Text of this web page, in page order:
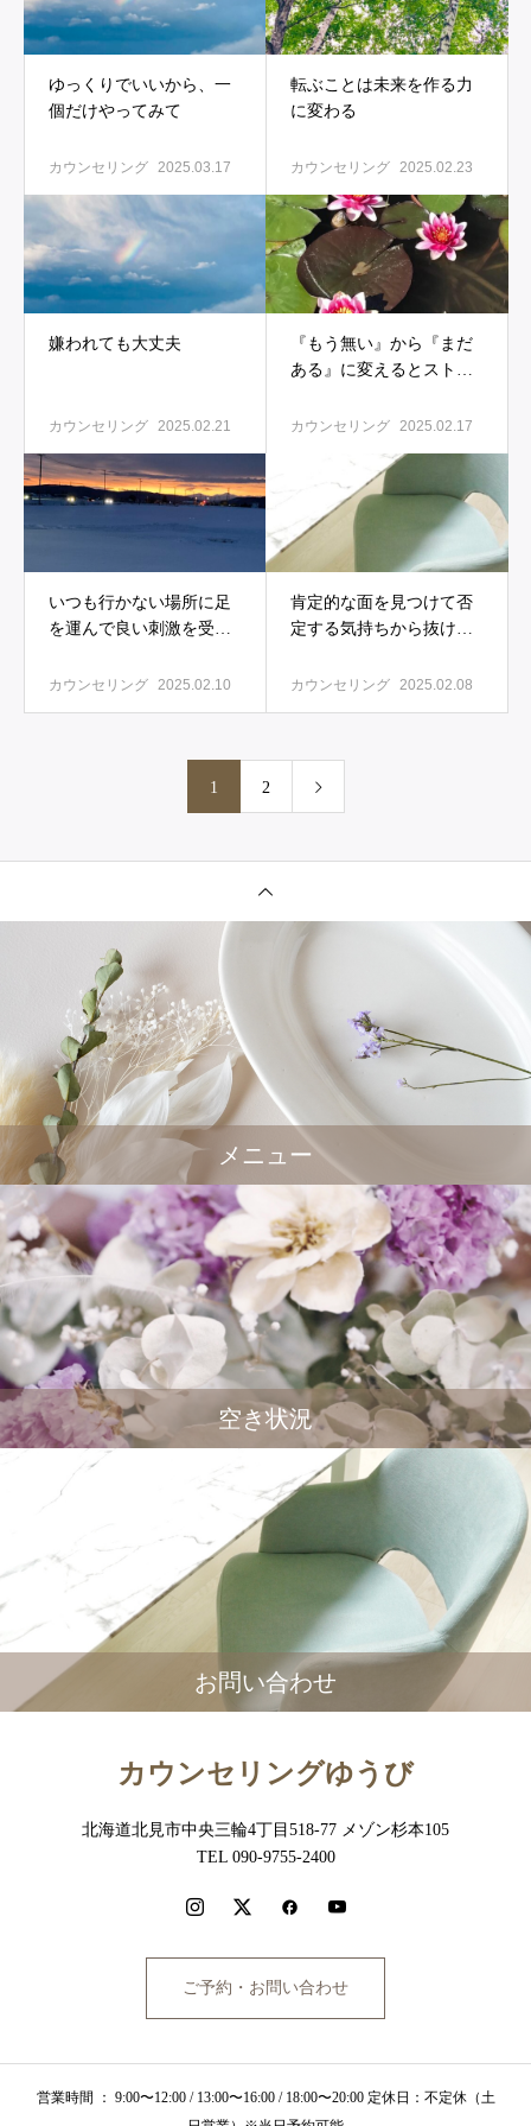
ゆっくりでいいから、一
個だけやってみて
カウンセリング 2025.03.17
転ぶことは未来を作る力
に変わる
カウンセリング 2025.02.23
嫌われても大丈夫
カウンセリング 2025.02.21
『もう無い』から『まだ
ある』に変えるとストレ
カウンセリング 2025.02.17
いつも行かない場所に足
を運んで良い刺激を受け
カウンセリング 2025.02.10
肯定的な面を見つけて否
定する気持ちから抜け出
カウンセリング 2025.02.08
1 2
メニュー
空き状況
お問い合わせ
カウンセリングゆうび
北海道北見市中央三輪4丁目518-77 メゾン杉本105
TEL 090-9755-2400
ご予約・お問い合わせ
営業時間 ： 9:00〜12:00 / 13:00〜16:00 / 18:00〜20:00 定休日：不定休（土